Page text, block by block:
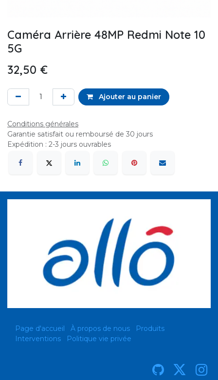
Caméra Arrière 48MP Redmi Note 10
5G
32,50 €
Ajouter au panier
Conditions générales
Garantie satisfait ou remboursé de 30 jours
Expédition : 2-3 jours ouvrables
Page d'accueil À propos de nous
Produits
Interventions
Politique vie privée